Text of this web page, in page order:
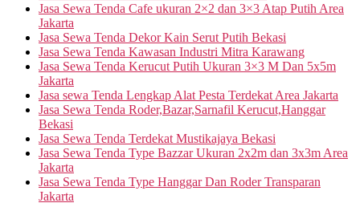
Jasa Sewa Tenda Cafe ukuran 2×2 dan 3×3 Atap Putih Area
Jakarta
Jasa Sewa Tenda Dekor Kain Serut Putih Bekasi
Jasa Sewa Tenda Kawasan Industri Mitra Karawang
Jasa Sewa Tenda Kerucut Putih Ukuran 3×3 M Dan 5x5m
Jakarta
Jasa sewa Tenda Lengkap Alat Pesta Terdekat Area Jakarta
Jasa Sewa Tenda Roder,Bazar,Sarnafil Kerucut,Hanggar
Bekasi
Jasa Sewa Tenda Terdekat Mustikajaya Bekasi
Jasa Sewa Tenda Type Bazzar Ukuran 2x2m dan 3x3m Area
Jakarta
Jasa Sewa Tenda Type Hanggar Dan Roder Transparan
Jakarta